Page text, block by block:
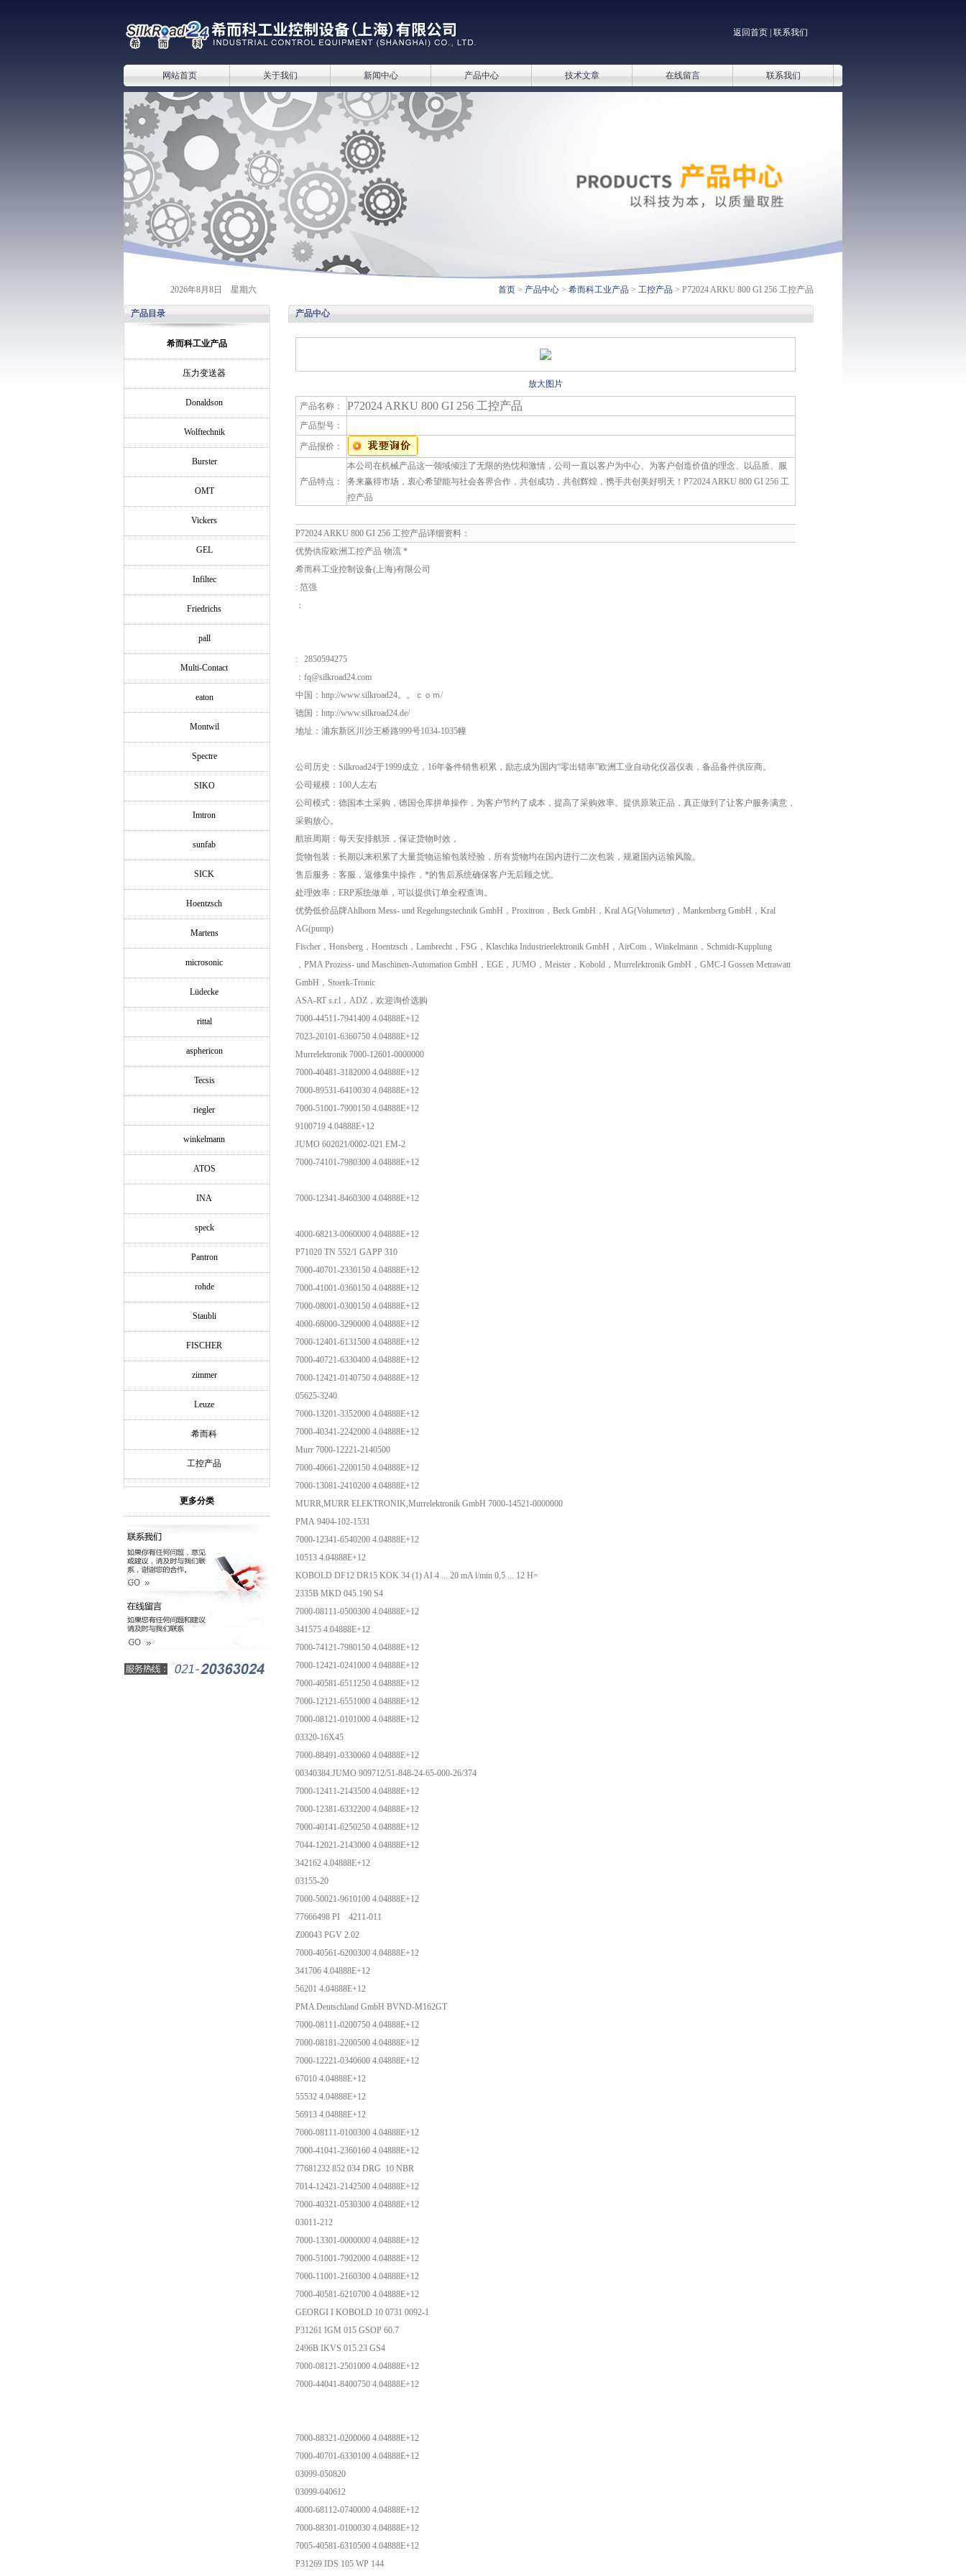
返回首页 联系我们
网站首页 关于我们 新闻中心 产品中心 技术文章 在线留言 联系我们
2026年8月8日 星期六 首页 > 产品中心 > 希而科工业产品 > 工控产品 > P72024 ARKU 800 GI 256 工控产品
产品目录
希而科工业产品
压力变送器
Donaldson
Wolftechnik
Burster
OMT
Vickers
GEL
Infiltec
Friedrichs
pall
Multi-Contact
eaton
Montwil
Spectre
SIKO
Imtron
sunfab
SICK
Hoentzsch
Martens
microsonic
Lüdecke
rittal
asphericon
Tecsis
riegler
winkelmann
ATOS
INA
speck
Pantron
rohde
Staubli
FISCHER
zimmer
Leuze
希而科
工控产品
更多分类
产品中心
放大图片
产品名称： P72024 ARKU 800 GI 256 工控产品
产品型号：
产品报价：
产品特点：
本公司在机械产品这一领域倾注了无限的热忱和激情，公司一直以客户为中心、为客户创造价值的理念、以品质、服
务来赢得市场，衷心希望能与社会各界合作，共创成功，共创辉煌，携手共创美好明天！P72024 ARKU 800 GI 256 工
控产品
P72024 ARKU 800 GI 256 工控产品详细资料：
优势供应欧洲工控产品 物流 *
希而科工业控制设备(上海)有限公司
: 范强
：
: 2850594275
：fq@silkroad24.com
中国：http://www.silkroad24。。ｃｏｍ/
德国：http://www.silkroad24.de/
地址：浦东新区川沙王桥路999号1034-1035幢
公司历史：Silkroad24于1999成立，16年备件销售积累，励志成为国内“零出错率”欧洲工业自动化仪器仪表，备品备件供应商。
公司规模：100人左右
公司模式：德国本土采购，德国仓库拼单操作，为客户节约了成本，提高了采购效率。提供原装正品，真正做到了让客户服务满意，
采购放心。
航班周期：每天安排航班，保证货物时效，
货物包装：长期以来积累了大量货物运输包装经验，所有货物均在国内进行二次包装，规避国内运输风险。
售后服务：客服，返修集中操作，*的售后系统确保客户无后顾之忧。
处理效率：ERP系统做单，可以提供订单全程查询。
优势低价品牌Ahlborn Mess- und Regelungstechnik GmbH，Proxitron，Beck GmbH，Kral AG(Volumeter)，Mankenberg GmbH，Kral
AG(pump)
Fischer，Honsberg，Hoentzsch，Lambrecht，FSG，Klaschka Industrieelektronik GmbH，AirCom，Winkelmann，Schmidt-Kupplung
，PMA Prozess- und Maschinen-Automation GmbH，EGE，JUMO，Meister，Kobold，Murrelektronik GmbH，GMC-I Gossen Metrawatt
GmbH，Stoerk-Tronic
ASA-RT s.r.l，ADZ，欢迎询价选购
7000-44511-7941400 4.04888E+12
7023-20101-6360750 4.04888E+12
Murrelektronik 7000-12601-0000000
7000-40481-3182000 4.04888E+12
7000-89531-6410030 4.04888E+12
7000-51001-7900150 4.04888E+12
9100719 4.04888E+12
JUMO 602021/0002-021 EM-2
7000-74101-7980300 4.04888E+12
7000-12341-8460300 4.04888E+12
4000-68213-0060000 4.04888E+12
P71020 TN 552/1 GAPP 310
7000-40701-2330150 4.04888E+12
7000-41001-0360150 4.04888E+12
7000-08001-0300150 4.04888E+12
4000-68000-3290000 4.04888E+12
7000-12401-6131500 4.04888E+12
7000-40721-6330400 4.04888E+12
7000-12421-0140750 4.04888E+12
05625-3240
7000-13201-3352000 4.04888E+12
7000-40341-2242000 4.04888E+12
Murr 7000-12221-2140500
7000-40661-2200150 4.04888E+12
7000-13081-2410200 4.04888E+12
MURR,MURR ELEKTRONIK,Murrelektronik GmbH 7000-14521-0000000
PMA 9404-102-1531
7000-12341-6540200 4.04888E+12
10513 4.04888E+12
KOBOLD DF12 DR15 KOK 34 (1) AI 4 ... 20 mA l/min 0,5 ... 12 H=
2335B MKD 045.190 S4
7000-08111-0500300 4.04888E+12
341575 4.04888E+12
7000-74121-7980150 4.04888E+12
7000-12421-0241000 4.04888E+12
7000-40581-6511250 4.04888E+12
7000-12121-6551000 4.04888E+12
7000-08121-0101000 4.04888E+12
03320-16X45
7000-88491-0330060 4.04888E+12
00340384.JUMO 909712/51-848-24-65-000-26/374
7000-12411-2143500 4.04888E+12
7000-12381-6332200 4.04888E+12
7000-40141-6250250 4.04888E+12
7044-12021-2143000 4.04888E+12
342162 4.04888E+12
03155-20
7000-50021-9610100 4.04888E+12
77666498 PI 4211-011
Z00043 PGV 2.02
7000-40561-6200300 4.04888E+12
341706 4.04888E+12
56201 4.04888E+12
PMA Deutschland GmbH BVND-M162GT
7000-08111-0200750 4.04888E+12
7000-08181-2200500 4.04888E+12
7000-12221-0340600 4.04888E+12
67010 4.04888E+12
55532 4.04888E+12
56913 4.04888E+12
7000-08111-0100300 4.04888E+12
7000-41041-2360160 4.04888E+12
77681232 852 034 DRG 10 NBR
7014-12421-2142500 4.04888E+12
7000-40321-0530300 4.04888E+12
03011-212
7000-13301-0000000 4.04888E+12
7000-51001-7902000 4.04888E+12
7000-11001-2160300 4.04888E+12
7000-40581-6210700 4.04888E+12
GEORGI I KOBOLD 10 0731 0092-1
P31261 IGM 015 GSOP 60.7
2496B IKVS 015.23 GS4
7000-08121-2501000 4.04888E+12
7000-44041-8400750 4.04888E+12
7000-88321-0200060 4.04888E+12
7000-40701-6330100 4.04888E+12
03099-050820
03099-040612
4000-68112-0740000 4.04888E+12
7000-88301-0100030 4.04888E+12
7005-40581-6310500 4.04888E+12
P31269 IDS 105 WP 144